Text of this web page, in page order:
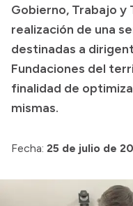
Presupuesto
Boletín Oficial
Compras y
Consulta de
Consulta de pago a
Intranet
Gobierno, Trabajo y
realización de una
destinadas a
Fundaciones del
finalidad de
mismas.
Fecha: 25 de julio de